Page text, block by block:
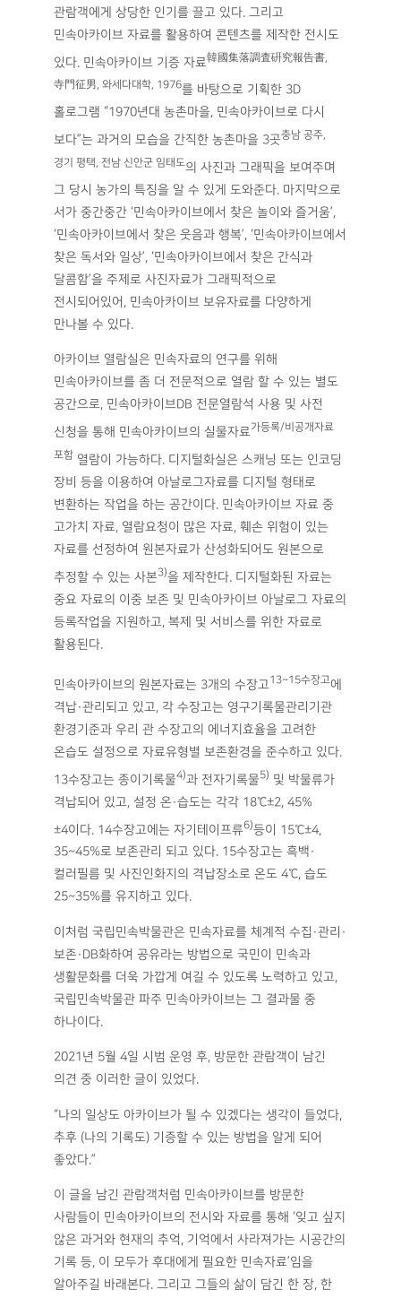
관람객에게 상당한 인기를 끌고 있다. 그리고
민속아카이브 자료를 활용하여 콘텐츠를 제작한 전시도
있다. 민속아카이브 기증 자료韓國集落調査硏究報告書,
寺門征男, 와세다대학, 1976를 바탕으로 기획한 3D
홀로그램 “1970년대 농촌마을, 민속아카이브로 다시
보다”는 과거의 모습을 간직한 농촌마을 3곳충남 공주,
경기 평택, 전남 신안군 임태도의 사진과 그래픽을 보여주며
그 당시 농가의 특징을 알 수 있게 도와준다. 마지막으로
서가 중간중간 ‘민속아카이브에서 찾은 놀이와 즐거움’,
‘민속아카이브에서 찾은 웃음과 행복’, ‘민속아카이브에서
찾은 독서와 일상’, ‘민속아카이브에서 찾은 간식과
달콤함’을 주제로 사진자료가 그래픽적으로
전시되어있어, 민속아카이브 보유자료를 다양하게
만나볼 수 있다.
아카이브 열람실은 민속자료의 연구를 위해
민속아카이브를 좀 더 전문적으로 열람 할 수 있는 별도
공간으로, 민속아카이브DB 전문열람석 사용 및 사전
신청을 통해 민속아카이브의 실물자료가등록/비공개자료
포함 열람이 가능하다. 디지털화실은 스캐닝 또는 인코딩
장비 등을 이용하여 아날로그자료를 디지털 형태로
변환하는 작업을 하는 공간이다. 민속아카이브 자료 중
고가치 자료, 열람요청이 많은 자료, 훼손 위험이 있는
자료를 선정하여 원본자료가 산성화되어도 원본으로
추정할 수 있는 사본3)을 제작한다. 디지털화된 자료는
중요 자료의 이중 보존 및 민속아카이브 아날로그 자료의
등록작업을 지원하고, 복제 및 서비스를 위한 자료로
활용된다.
민속아카이브의 원본자료는 3개의 수장고13~15수장고에
격납·관리되고 있고, 각 수장고는 영구기록물관리기관
환경기준과 우리 관 수장고의 에너지효율을 고려한
온습도 설정으로 자료유형별 보존환경을 준수하고 있다.
13수장고는 종이기록물4)과 전자기록물5) 및 박물류가
격납되어 있고, 설정 온·습도는 각각 18℃±2, 45%
±4이다. 14수장고에는 자기테이프류6)등이 15℃±4,
35~45%로 보존관리 되고 있다. 15수장고는 흑백·
컬러필름 및 사진인화지의 격납장소로 온도 4℃, 습도
25~35%를 유지하고 있다.
이처럼 국립민속박물관은 민속자료를 체계적 수집·관리·
보존·DB화하여 공유라는 방법으로 국민이 민속과
생활문화를 더욱 가깝게 여길 수 있도록 노력하고 있고,
국립민속박물관 파주 민속아카이브는 그 결과물 중
하나이다.
2021년 5월 4일 시범 운영 후, 방문한 관람객이 남긴
의견 중 이러한 글이 있었다.
“나의 일상도 아카이브가 될 수 있겠다는 생각이 들었다,
추후 (나의 기록도) 기증할 수 있는 방법을 알게 되어
좋았다.”
이 글을 남긴 관람객처럼 민속아카이브를 방문한
사람들이 민속아카이브의 전시와 자료를 통해 ‘잊고 싶지
않은 과거와 현재의 추억, 기억에서 사라져가는 시공간의
기록 등, 이 모두가 후대에게 필요한 민속자료’임을
알아주길 바래본다. 그리고 그들의 삶이 담긴 한 장, 한